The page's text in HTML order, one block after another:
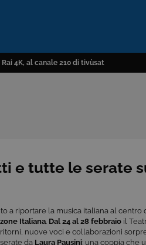
4K, al canale 210 di tivùsat
e tutte le serate
a riportare la musica italiana al centro
Italiana. Dal 24 al 28 febbraio il
nuove voci e collaborazioni
da Laura Pausini: una coppia che